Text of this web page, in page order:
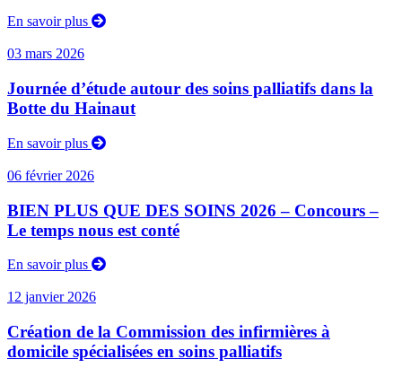
En savoir plus
03 mars 2026
Journée d’étude autour des soins palliatifs dans la
Botte du Hainaut
En savoir plus
06 février 2026
BIEN PLUS QUE DES SOINS 2026 – Concours –
Le temps nous est conté
En savoir plus
12 janvier 2026
Création de la Commission des infirmières à
domicile spécialisées en soins palliatifs